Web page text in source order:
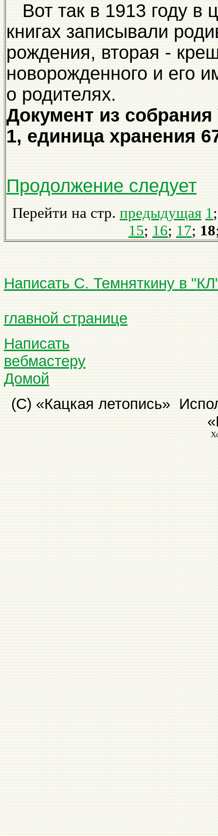
Вот так в 1913 году в
книгах записывали
рождения, вторая -
новорожденного и его
о родителях.
Документ из
1, единица хранения
Продолжение следует
Перейти на стр.предыдущая 1
15;16;17;18
Написать С. Темняткину в
главной странице
Написать
вебмастеру
Домой
(С) «Кацкая летопись»